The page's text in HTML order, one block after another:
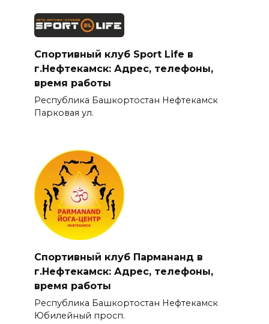
Спортивный клуб Sport Life в
г.Нефтекамск: Адрес, телефоны,
время работы
Республика Башкортостан Нефтекамск
Парковая ул.
Спортивный клуб Пармананд в
г.Нефтекамск: Адрес, телефоны,
время работы
Республика Башкортостан Нефтекамск
Юбилейный просп.